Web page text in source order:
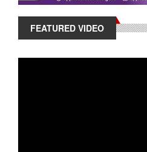
FEATURED VIDEO